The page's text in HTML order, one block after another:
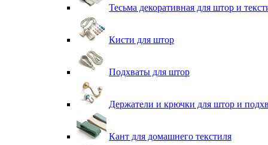
Тесьма декоративная для штор и
Кисти для штор
Подхваты для штор
Держатели и крючки для штор и
Кант для домашнего текстиля